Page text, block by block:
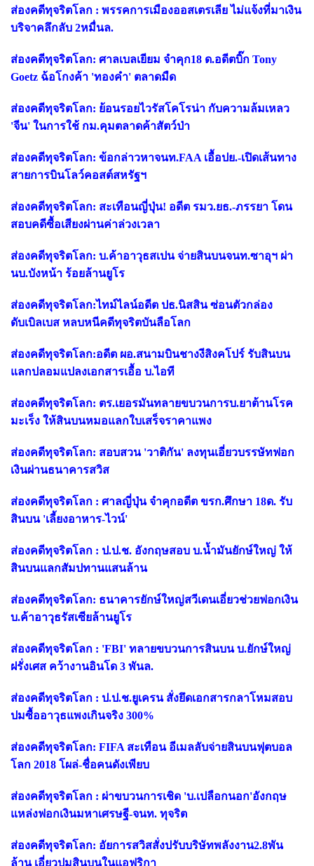
ส่องคดีทุจริตโลก : พรรคการเมืองออสเตรเลีย ไม่แจ้งที่มาเงิน
บริจาคลึกลับ 2หมื่นล.
ส่องคดีทุจริตโลก: ศาลเบลเยียม จำคุก18 ด.อดีตบิ๊ก Tony
Goetz ฉ้อโกงค้า 'ทองคำ' ตลาดมืด
ส่องคดีทุจริตโลก: ย้อนรอยไวรัสโคโรน่า กับความล้มเหลว
'จีน' ในการใช้ กม.คุมตลาดค้าสัตว์ป่า
ส่องคดีทุจริตโลก: ข้อกล่าวหาจนท.FAA เอื้อปย.-เปิดเส้นทาง
สายการบินโลว์คอสต์สหรัฐฯ
ส่องคดีทุจริตโลก: สะเทือนญี่ปุ่น! อดีต รมว.ยธ.-ภรรยา โดน
สอบคดีซื้อเสียงผ่านค่าล่วงเวลา
ส่องคดีทุจริตโลก: บ.ค้าอาวุธสเปน จ่ายสินบนจนท.ซาอุฯ ผ่า
นบ.บังหน้า ร้อยล้านยูโร
ส่องคดีทุจริตโลก:ไทม์ไลน์อดีต ปธ.นิสสิน ซ่อนตัวกล่อง
ดับเบิลเบส หลบหนีคดีทุจริตบันลือโลก
ส่องคดีทุจริตโลก:อดีต ผอ.สนามบินชางงีสิงคโปร์ รับสินบน
แลกปลอมแปลงเอกสารเอื้อ บ.ไอที
ส่องคดีทุจริตโลก: ตร.เยอรมันทลายขบวนการบ.ยาต้านโรค
มะเร็ง ให้สินบนหมอแลกใบเสร็จราคาแพง
ส่องคดีทุจริตโลก: สอบสวน 'วาติกัน' ลงทุนเอี่ยวบรรษัทฟอก
เงินผ่านธนาคารสวิส
ส่องคดีทุจริตโลก : ศาลญี่ปุ่น จำคุกอดีต ขรก.ศึกษา 18ด. รับ
สินบน 'เลี้ยงอาหาร-ไวน์'
ส่องคดีทุจริตโลก : ป.ป.ช. อังกฤษสอบ บ.น้ำมันยักษ์ใหญ่ ให้
สินบนแลกสัมปทานแสนล้าน
ส่องคดีทุจริตโลก: ธนาคารยักษ์ใหญ่สวีเดนเอี่ยวช่วยฟอกเงิน
บ.ค้าอาวุธรัสเซียล้านยูโร
ส่องคดีทุจริตโลก : 'FBI' ทลายขบวนการสินบน บ.ยักษ์ใหญ่
ฝรั่งเศส คว้างานอินโด 3 พันล.
ส่องคดีทุจริตโลก : ป.ป.ช.ยูเครน สั่งยึดเอกสารกลาโหมสอบ
ปมซื้ออาวุธแพงเกินจริง 300%
ส่องคดีทุจริตโลก: FIFA สะเทือน อีเมลลับจ่ายสินบนฟุตบอล
โลก 2018 โผล่-ชื่อคนดังเพียบ
ส่องคดีทุจริตโลก : ผ่าขบวนการเชิด 'บ.เปลือกนอก'อังกฤษ
แหล่งฟอกเงินมหาเศรษฐี-จนท. ทุจริต
ส่องคดีทุจริตโลก: อัยการสวิสสั่งปรับบริษัทพลังงาน2.8พัน
ล้าน เอี่ยวปมสินบนในแอฟริกา